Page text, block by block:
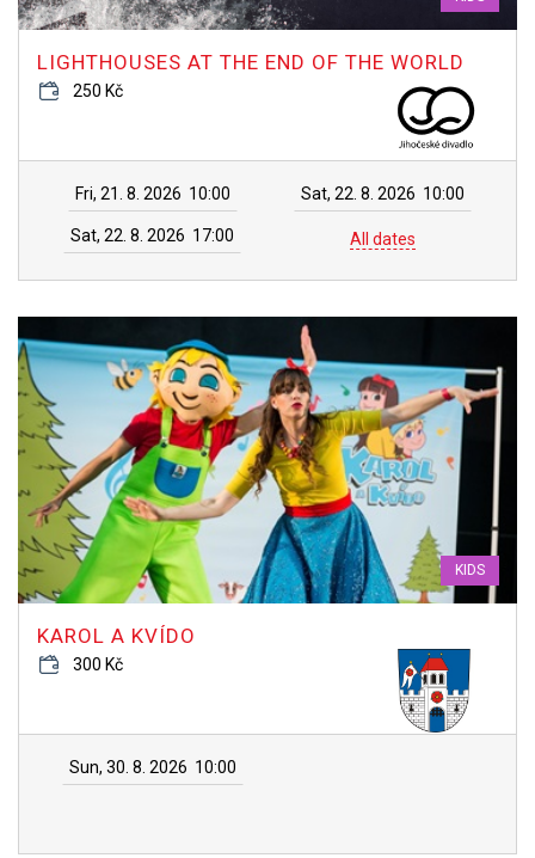
LIGHTHOUSES AT THE END OF THE WORLD
250 Kč
Fri, 21. 8. 2026 10:00 Sat, 22. 8. 2026 10:00
Sat, 22. 8. 2026 17:00 All dates
KIDS
KAROL A KVÍDO
300 Kč
Sun, 30. 8. 2026 10:00